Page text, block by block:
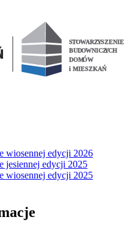
wiosennej edycji 2026
jesiennej edycji 2025
wiosennej edycji 2025